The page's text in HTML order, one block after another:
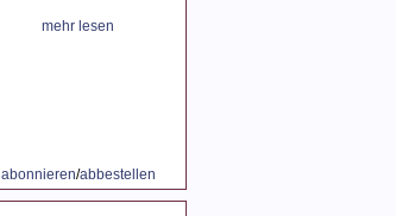
mehr lesen
abonnieren/abbestellen